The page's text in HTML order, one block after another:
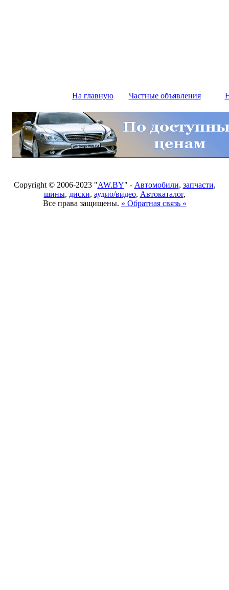
На главную Частные объявления
Copyright © 2006-2023 "AW.BY" - Автомобили, запчасти,
шины, диски, аудио/видео, Автокаталог,
Все права защищены. » Обратная связь «